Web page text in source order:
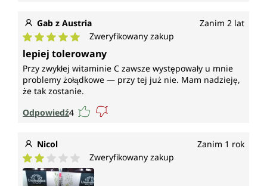
Gab z Austria Zanim 2 lat
Średnia ocena 5 z 5 gwiazdek
Zweryfikowany zakup
lepiej tolerowany
Przy zwykłej witaminie C zawsze występowały u mnie
problemy żołądkowe — przy tej już nie. Mam nadzieję,
że tak zostanie.
Odpowiedź4
Nicol Zanim 1 rok
Średnia ocena 2 z 5 gwiazdek
Zweryfikowany zakup